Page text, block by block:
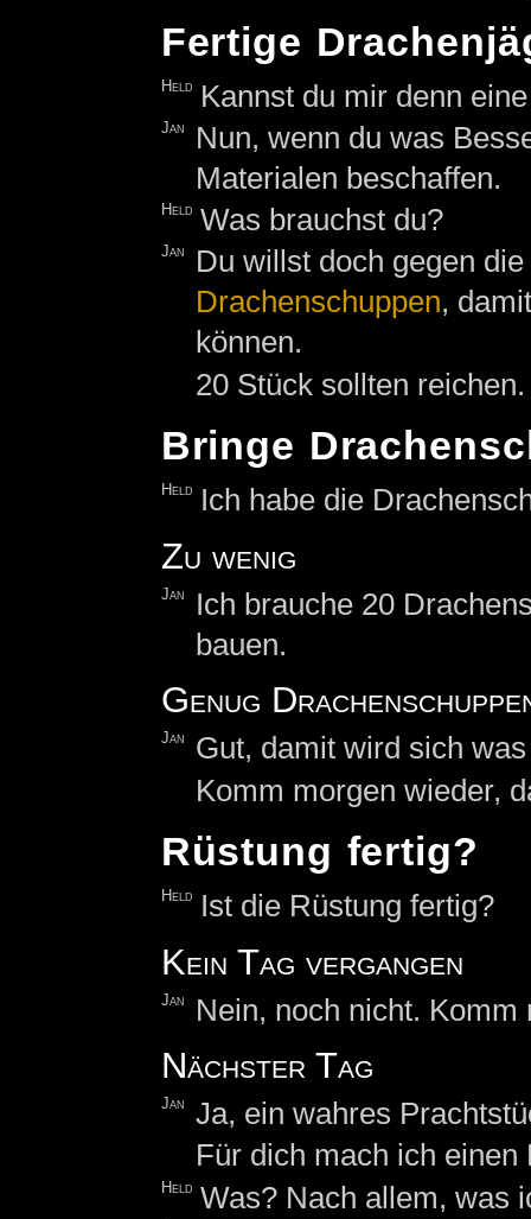
Fertige
Held Kannst du mir denn
Jan
Nun, wenn du was
Materialen beschaffen.
Held Was brauchst du?
Jan
Du willst doch gegen
Drachenschuppen,
können.
20 Stück sollten reichen.
Bringe
Held Ich habe die
Zu wenig
Jan
Ich brauche 20
bauen.
Genug
Jan
Gut, damit wird sich
Komm morgen wieder,
Rüstung fertig?
Held Ist die Rüstung fertig?
Kein Tag vergangen
Jan Nein, noch nicht. Komm
Nächster Tag
Jan
Ja, ein wahres
Für dich mach ich
Held Was? Nach allem, was